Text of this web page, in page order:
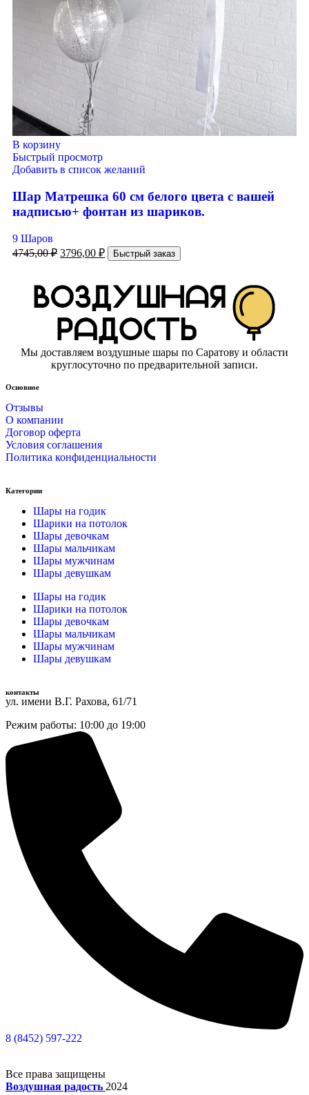
В корзину
Быстрый просмотр
Добавить в список желаний
Шар Матрешка 60 см белого цвета с вашей
надписью+ фонтан из шариков.
9 Шаров
4745,00₽ 3796,00 ₽ Быстрый заказ
Мы доставляем воздушные шары по Саратову и области
круглосуточно по предварительной записи.
Основное
Отзывы
О компании
Договор оферта
Условия соглашения
Политика конфиденциальности
Категории
Шары на годик
Шарики на потолок
Шары девочкам
Шары мальчикам
Шары мужчинам
Шары девушкам
Шары на годик
Шарики на потолок
Шары девочкам
Шары мальчикам
Шары мужчинам
Шары девушкам
контакты
ул. имени В.Г. Рахова, 61/71
Режим работы: 10:00 до 19:00
8 (8452) 597-222
Все права защищены
Воздушная радость 2024